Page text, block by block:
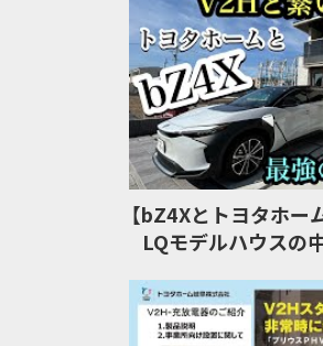
【bZ4Xとトヨタホー
LQモデルハウスの